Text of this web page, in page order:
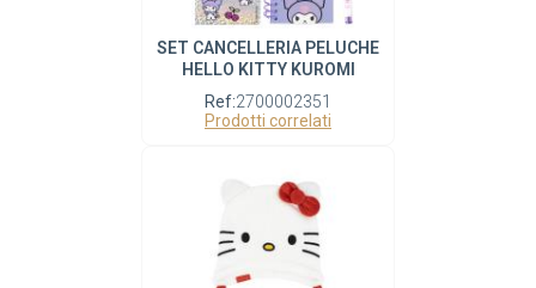
SET CANCELLERIA PELUCHE
HELLO KITTY KUROMI
Ref:2700002351
Prodotti correlati